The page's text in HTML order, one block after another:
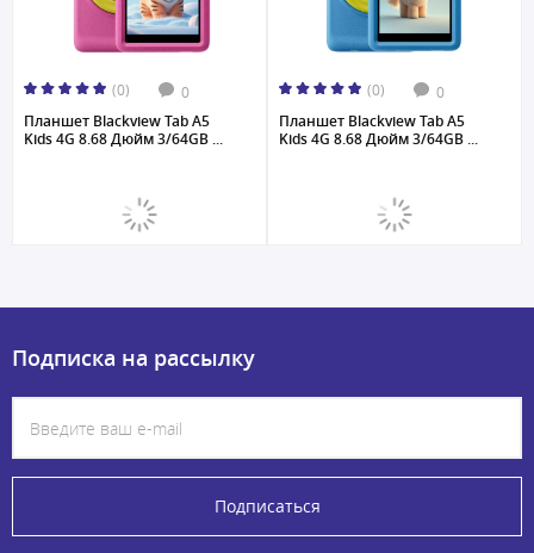
(0) 0
Планшет Blackview Tab A5
Kids 4G 8.68 Дюйм 3/64GB ...
(0) 0
Планшет Blackview Tab A5
Kids 4G 8.68 Дюйм 3/64GB ...
Подписка на рассылку
Подписаться